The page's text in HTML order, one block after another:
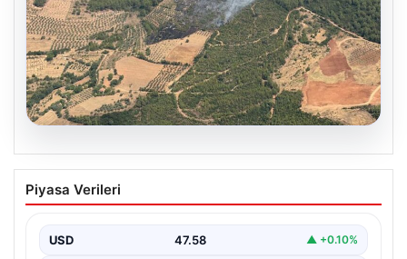
Muğla Yatağan’da orman yangını
{ “title”: “Muğla Yatağan’da Orman Yangını Kontrol
Piyasa Verileri
USD 47.58 ▲ +0.10%